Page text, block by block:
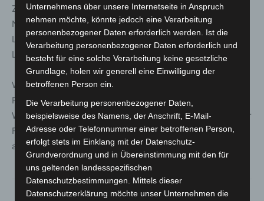
Ziel des Projekts „Miteinander gesund leben“ ist es, die
Nachbarschaft zu vernetzen und eine gesunde
Lebensweise zu fördern – unter anderem mit
Lebensmitteln aus eigenem Anbau.
Weitere Informationen zum Quartiersgarten und zum
Projekt „Miteinander gesund leben“ finden Sie auf der
Webseite des Vereins unter www.win-e-v.de oder auf der
Facebook-Seite von win e.V., wo regelmäßig über
aktuelle Projekte und Aktionen berichtet wird.
Unternehmens über unsere Internetseite in Anspruch
nehmen möchte, könnte jedoch eine Verarbeitung
personenbezogener Daten erforderlich werden. Ist die
Verarbeitung personenbezogener Daten erforderlich und
besteht für eine solche Verarbeitung keine gesetzliche
Grundlage, holen wir generell eine Einwilligung der
betroffenen Person ein.
Die Verarbeitung personenbezogener Daten,
beispielsweise des Namens, der Anschrift, E-Mail-
Adresse oder Telefonnummer einer betroffenen Person,
erfolgt stets im Einklang mit der Datenschutz-
Grundverordnung und in Übereinstimmung mit den für
uns geltenden landesspezifischen
Datenschutzbestimmungen. Mittels dieser
Datenschutzerklärung möchte unser Unternehmen die